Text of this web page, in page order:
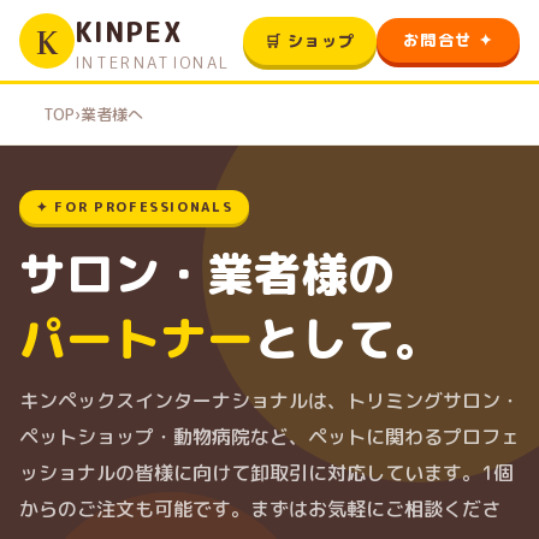
K KINPEX
INTERNATIONAL
🛒 ショップ お問合せ ✦
TOP›業者様へ
✦ FOR PROFESSIONALS
サロン・業者様の
パートナーとして。
キンペックスインターナショナルは、トリミングサロン・
ペットショップ・動物病院など、ペットに関わるプロフェ
ッショナルの皆様に向けて卸取引に対応しています。1個
からのご注文も可能です。まずはお気軽にご相談くださ